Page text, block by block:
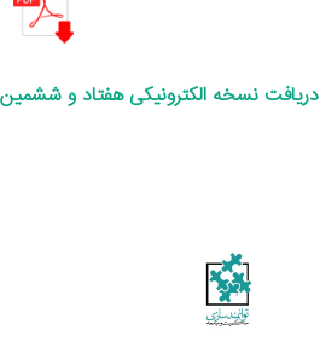
دریافت نسخه الکترونیکی هفتاد و